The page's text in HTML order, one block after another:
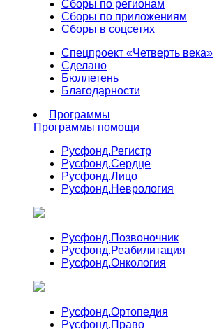
Сборы по регионам
Сборы по приложениям
Сборы в соцсетях
Спецпроект «Четверть века»
Сделано
Бюллетень
Благодарности
Программы
Программы помощи
Русфонд.Регистр
Русфонд.Сердце
Русфонд.Лицо
Русфонд.Неврология
Русфонд.Позвоночник
Русфонд.Реабилитация
Русфонд.Онкология
Русфонд.Ортопедия
Русфонд.Право